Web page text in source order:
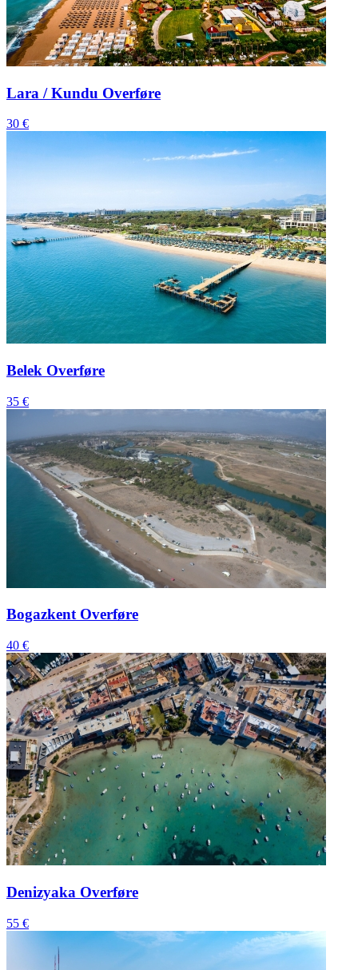
Lara / Kundu Overføre
30 €
Belek Overføre
35 €
Bogazkent Overføre
40 €
Denizyaka Overføre
55 €